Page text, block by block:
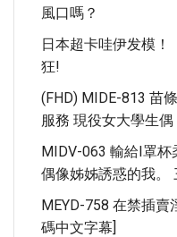
風口嗎？
日本超卡哇伊发模！
狂!
(FHD) MIDE-813 苗
服務 現役女大學生偶
MIDV-063 輸給I罩
偶像姊姊誘惑的我。
MEYD-758 在禁插
碼中文字幕]